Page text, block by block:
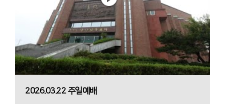
2026.03.22 주일예배